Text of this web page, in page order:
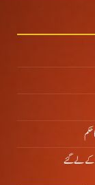
کے لے گئے